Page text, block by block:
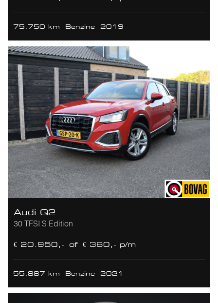
75.750 km Benzine 2019
Audi Q2
30 TFSI S Edition
€ 20.950,- of € 360,- p/m
55.887 km Benzine 2021